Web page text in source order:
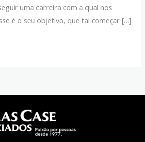
uma carreira com a qual nos
é o seu objetivo, que tal começar […]